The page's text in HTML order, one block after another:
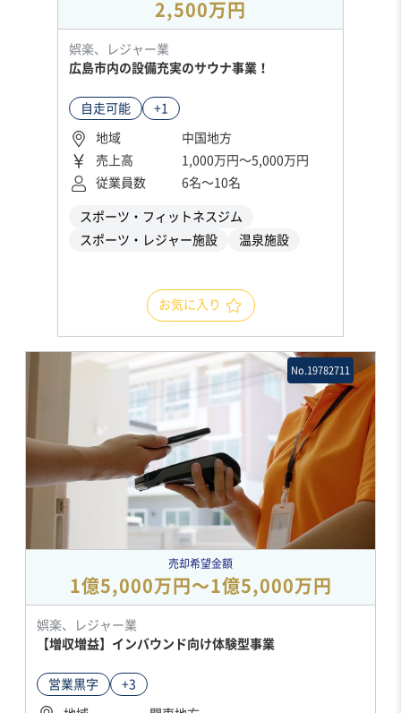
2,500万円
娯楽、レジャー業
広島市内の設備充実のサウナ事業！
自走可能 +1
地域
中国地方
売上高
1,000万円〜5,000万円
従業員数
6名〜10名
スポーツ・フィットネスジム
スポーツ・レジャー施設
温泉施設
お気に入り
No.19782711
売却希望金額
1億5,000万円〜1億5,000万円
娯楽、レジャー業
【増収増益】インバウンド向け体験型事業
営業黒字 +3